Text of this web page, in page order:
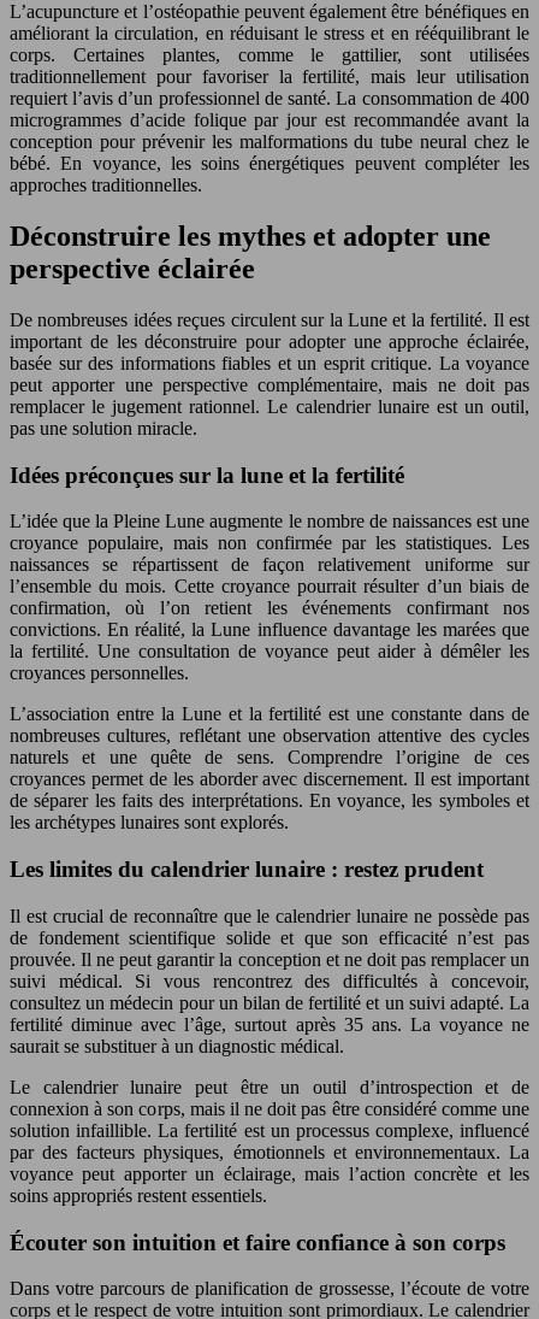
L’acupuncture et l’ostéopathie peuvent également être bénéfiques en
améliorant la circulation, en réduisant le stress et en rééquilibrant le
corps. Certaines plantes, comme le gattilier, sont utilisées
traditionnellement pour favoriser la fertilité, mais leur utilisation
requiert l’avis d’un professionnel de santé. La consommation de 400
microgrammes d’acide folique par jour est recommandée avant la
conception pour prévenir les malformations du tube neural chez le
bébé. En voyance, les soins énergétiques peuvent compléter les
approches traditionnelles.
Déconstruire les mythes et adopter une
perspective éclairée
De nombreuses idées reçues circulent sur la Lune et la fertilité. Il est
important de les déconstruire pour adopter une approche éclairée,
basée sur des informations fiables et un esprit critique. La voyance
peut apporter une perspective complémentaire, mais ne doit pas
remplacer le jugement rationnel. Le calendrier lunaire est un outil,
pas une solution miracle.
Idées préconçues sur la lune et la fertilité
L’idée que la Pleine Lune augmente le nombre de naissances est une
croyance populaire, mais non confirmée par les statistiques. Les
naissances se répartissent de façon relativement uniforme sur
l’ensemble du mois. Cette croyance pourrait résulter d’un biais de
confirmation, où l’on retient les événements confirmant nos
convictions. En réalité, la Lune influence davantage les marées que
la fertilité. Une consultation de voyance peut aider à démêler les
croyances personnelles.
L’association entre la Lune et la fertilité est une constante dans de
nombreuses cultures, reflétant une observation attentive des cycles
naturels et une quête de sens. Comprendre l’origine de ces
croyances permet de les aborder avec discernement. Il est important
de séparer les faits des interprétations. En voyance, les symboles et
les archétypes lunaires sont explorés.
Les limites du calendrier lunaire : restez prudent
Il est crucial de reconnaître que le calendrier lunaire ne possède pas
de fondement scientifique solide et que son efficacité n’est pas
prouvée. Il ne peut garantir la conception et ne doit pas remplacer un
suivi médical. Si vous rencontrez des difficultés à concevoir,
consultez un médecin pour un bilan de fertilité et un suivi adapté. La
fertilité diminue avec l’âge, surtout après 35 ans. La voyance ne
saurait se substituer à un diagnostic médical.
Le calendrier lunaire peut être un outil d’introspection et de
connexion à son corps, mais il ne doit pas être considéré comme une
solution infaillible. La fertilité est un processus complexe, influencé
par des facteurs physiques, émotionnels et environnementaux. La
voyance peut apporter un éclairage, mais l’action concrète et les
soins appropriés restent essentiels.
Écouter son intuition et faire confiance à son corps
Dans votre parcours de planification de grossesse, l’écoute de votre
corps et le respect de votre intuition sont primordiaux. Le calendrier